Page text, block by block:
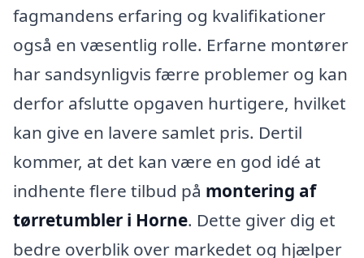
fagmandens erfaring og kvalifikationer
også en væsentlig rolle. Erfarne montører
har sandsynligvis færre problemer og kan
derfor afslutte opgaven hurtigere, hvilket
kan give en lavere samlet pris. Dertil
kommer, at det kan være en god idé at
indhente flere tilbud på montering af
tørretumbler i Horne. Dette giver dig et
bedre overblik over markedet og hjælper